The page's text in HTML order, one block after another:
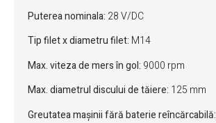
Puterea nominala: 28 V/DC
Tip filet x diametru filet: M14
Max. viteza de mers în gol: 9000 rpm
Max. diametrul discului de tăiere: 125 mm
Greutatea mașinii fără baterie reîncărcabilă: